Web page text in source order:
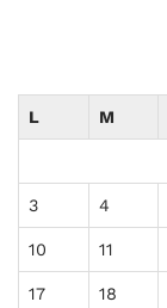
L M
3 4
10 11
17 18